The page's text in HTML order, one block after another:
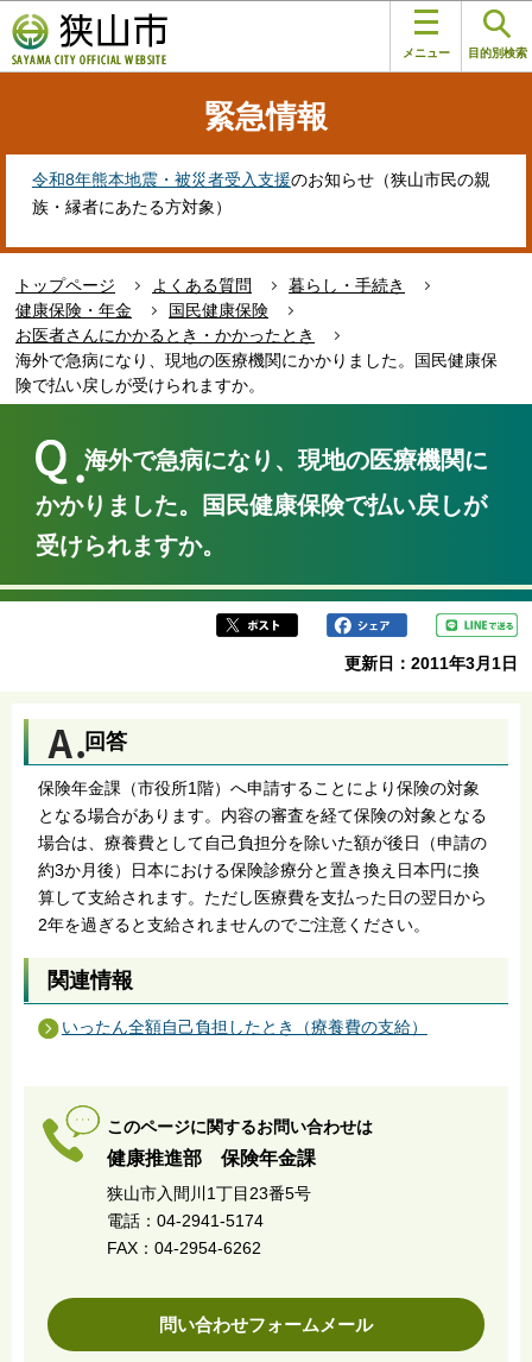
の
ペ
す
メニュー 目的別検索
緊急情報
令和8年熊本地震・被災者受入支援のお知らせ（狭山市民の親
族・縁者にあたる方対象）
トップページ よくある質問
暮らし・手続き
健康保険・年金
国民健康保険
お医者さんにかかるとき・かかったとき
海外で急病になり、現地の医療機関にかかりました。国民健康保
険で払い戻しが受けられますか。
海外で急病になり、現地の医療機関に
かかりました。国民健康保険で払い戻しが
受けられますか。
更新日：2011年3月1日
回答
保険年金課（市役所1階）へ申請することにより保険の対象
となる場合があります。内容の審査を経て保険の対象となる
場合は、療養費として自己負担分を除いた額が後日（申請の
約3か月後）日本における保険診療分と置き換え日本円に換
算して支給されます。ただし医療費を支払った日の翌日から
2年を過ぎると支給されませんのでご注意ください。
関連情報
いったん全額自己負担したとき（療養費の支給）
このページに関するお問い合わせは
健康推進部 保険年金課
狭山市入間川1丁目23番5号
電話：04-2941-5174
FAX：04-2954-6262
問い合わせフォームメール